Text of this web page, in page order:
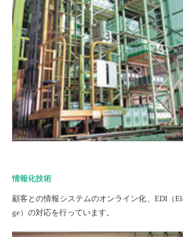
情報化技術
顧客との情報システムのオンライン化、EDI（
ge）の対応を行っています。